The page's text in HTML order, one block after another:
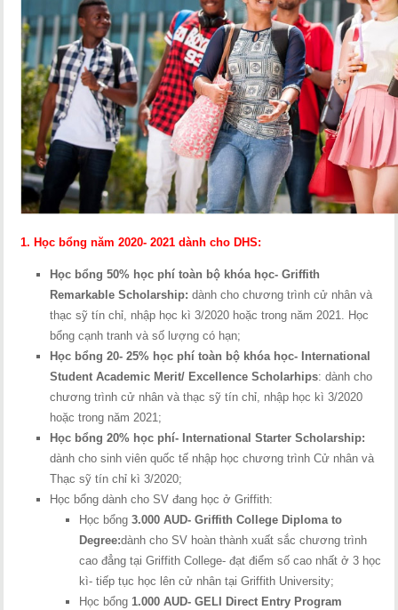
1. Học bổng năm 2020- 2021 dành cho DHS:
Học bổng50% học phí toàn bộ khóa học- Griffith
Remarkable Scholarship: dành cho chương trình cử nhân và
thạc sỹ tín chỉ, nhập học kì 3/2020 hoặc trong năm 2021. Học
bổng cạnh tranh và số lượng có hạn;
Học bổng 20- 25% học phí toàn bộ khóa học- International
Student Academic Merit/ Excellence Scholarhips: dành cho
chương trình cử nhân và thạc sỹ tín chỉ, nhập học kì 3/2020
hoặc trong năm 2021;
Học bổng20% học phí- International Starter Scholarship:
dành cho sinh viên quốc tế nhập học chương trình Cử nhân và
Thạc sỹ tín chỉ kì 3/2020;
Học bổng dành cho SV đang học ở Griffith:
Học bổng3.000 AUD- Griffith College Diploma to
Degree:dành cho SV hoàn thành xuất sắc chương trình
cao đẳng tại Griffith College- đạt điểm số cao nhất ở 3 học
kì- tiếp tục học lên cử nhân tại Griffith University;
Học bổng1.000 AUD- GELI Direct Entry Program